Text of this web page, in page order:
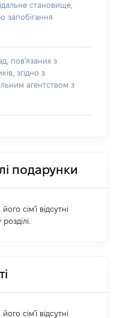
становище,
запобігання
пов'язаних з
згідно з
агентством з
подарунки
сім'ї відсутні
сім'ї відсутні